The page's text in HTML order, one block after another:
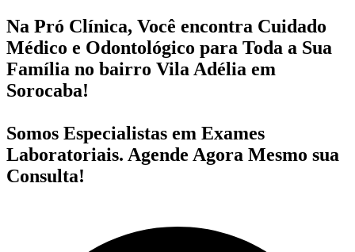
Na Pró Clínica, Você encontra Cuidado
Médico e Odontológico para Toda a Sua
Família no bairro Vila Adélia em
Sorocaba!
Somos Especialistas em Exames
Laboratoriais. Agende Agora Mesmo sua
Consulta!